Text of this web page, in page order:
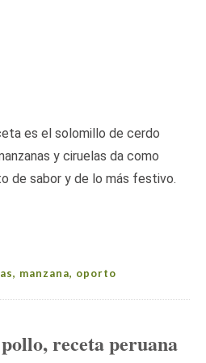
es el solomillo de cerdo
y ciruelas da como
de sabor y de lo más festivo.
, manzana, oporto
receta peruana